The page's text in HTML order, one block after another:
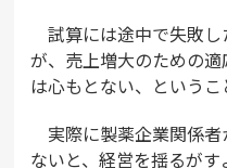
試算には途中で失敗し
が、売上増大のための
は心もとない、というこ
実際に製薬企業関係
ないと、経営を揺るが